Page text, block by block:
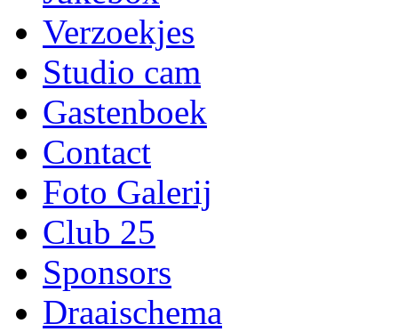
Verzoekjes
Studio cam
Gastenboek
Contact
Foto Galerij
Club 25
Sponsors
Draaischema